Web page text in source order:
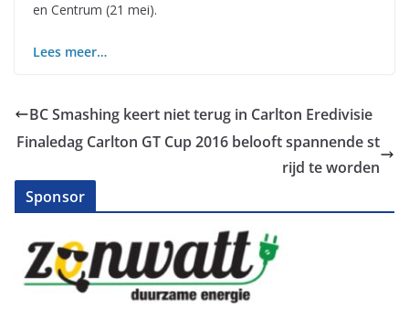
en Centrum (21 mei).
Lees meer…
BC Smashing keert niet terug in Carlton Eredivisie
Finaledag Carlton GT Cup 2016 belooft spannende st
rijd te worden
Sponsor